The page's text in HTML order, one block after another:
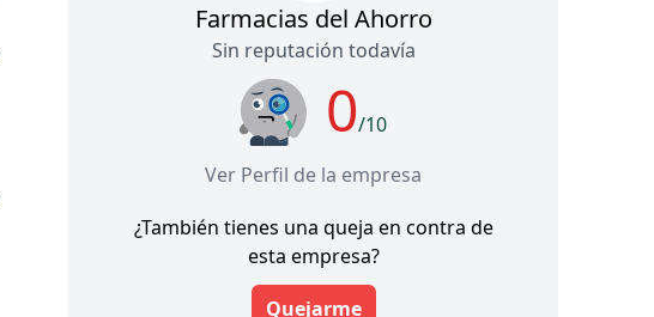
Farmacias del Ahorro
Sin reputación todavía
0/10
Ver Perfil de la empresa
¿También tienes una queja en contra de
esta empresa?
Quejarme